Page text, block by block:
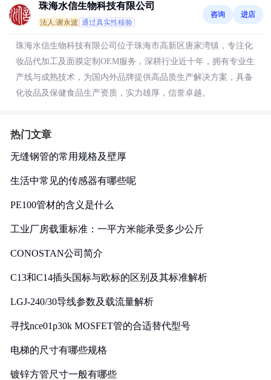
珠海水信生物科技有限公司
法人:谢永波 通过真实性核验
咨询 进店
珠海水信生物科技有限公司位于珠海市高新区唐家湾镇，专注化
妆品代加工及面膜定制OEM服务，深耕行业近十年，拥有专业生
产线与成熟技术，为国内外品牌提供高品质生产解决方案，具备
化妆品及保健食品生产资质，实力雄厚，信誉卓越。
热门文章
无缝钢管的常用规格及壁厚
生活中常见的传感器有哪些呢
PE100管材的含义是什么
工业厂房载重标准：一平方米能承受多少公斤
CONOSTAN公司简介
C13和C14插头国标与欧标的区别及其标准解析
LGJ-240/30导线参数及载流量解析
寻找nce01p30k MOSFET管的合适替代型号
电梯的尺寸有哪些规格
镀锌方管尺寸一般有哪些